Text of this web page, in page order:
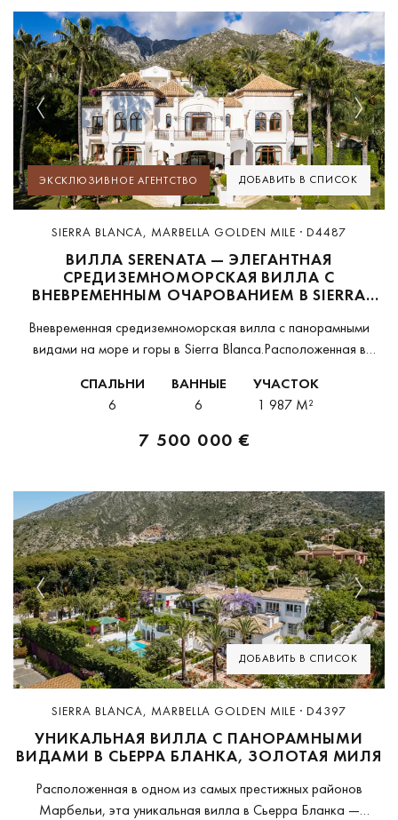
ДОБАВИТЬ В СПИСОК
Previous Next
ЭКСКЛЮЗИВНОЕ АГЕНТСТВО
SIERRA BLANCA, MARBELLA GOLDEN MILE · D4487
ВИЛЛА SERENATA — ЭЛЕГАНТНАЯ
СРЕДИЗЕМНОМОРСКАЯ ВИЛЛА С
ВНЕВРЕМЕННЫМ ОЧАРОВАНИЕМ В SIERRA
Вневременная средиземноморская вилла с панорамными
видами на море и горы в Sierra Blanca.Расположенная в
над Золотой Милей Марбельи, эта элегантная вилла в
средиземноморском стиле...
СПАЛЬНИ
6
ВАННЫЕ
6
УЧАСТОК
1 987 M²
7 500 000 €
ДОБАВИТЬ В СПИСОК
Previous Next
SIERRA BLANCA, MARBELLA GOLDEN MILE · D4397
УНИКАЛЬНАЯ ВИЛЛА С ПАНОРАМНЫМИ
ВИДАМИ В СЬЕРРА БЛАНКА, ЗОЛОТАЯ МИЛЯ
Расположенная в одном из самых престижных районов
Марбельи, эта уникальная вилла в Сьерра Бланка —